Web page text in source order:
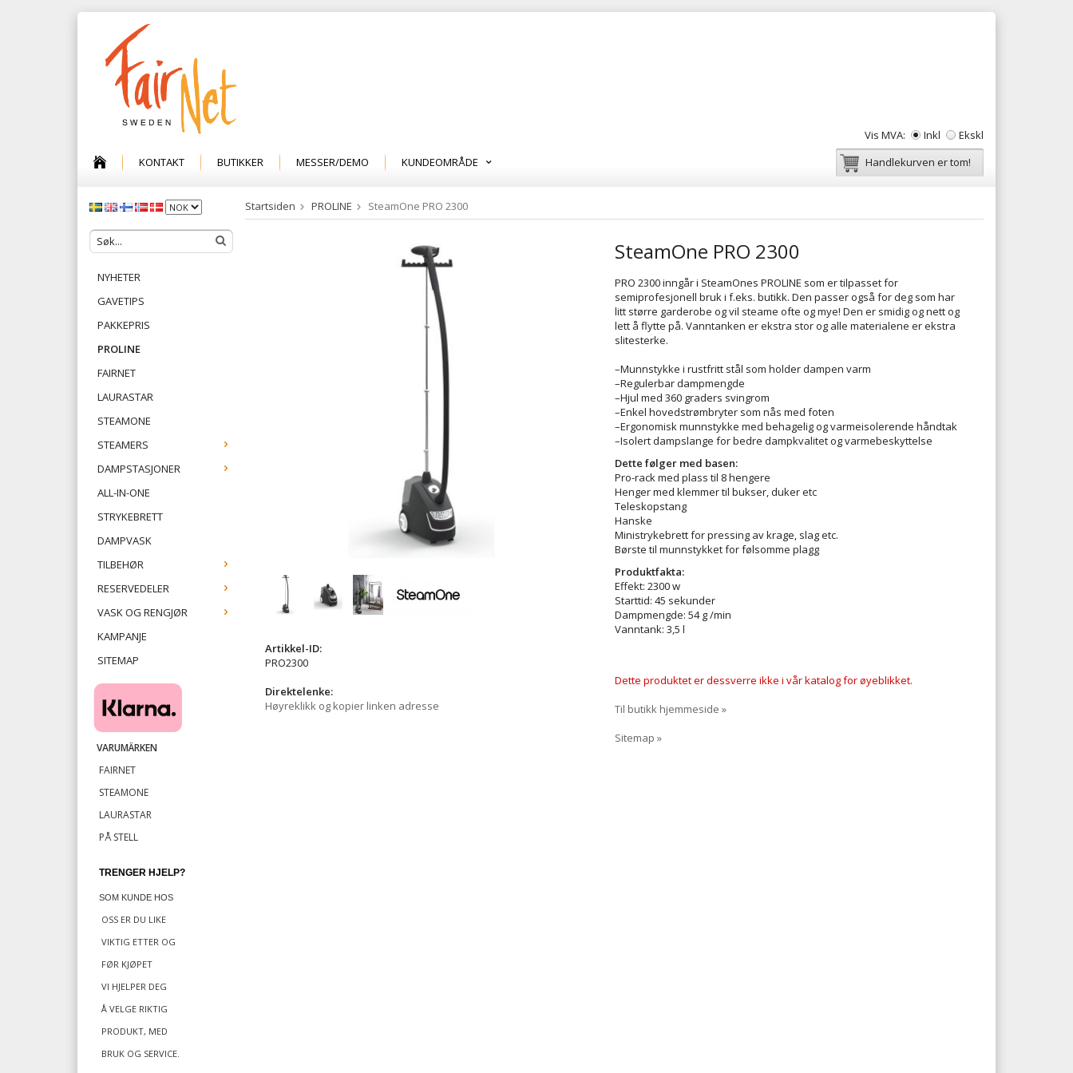
Vis MVA: Inkl
Ekskl
KONTAKT
BUTIKKER MESSER/DEMO KUNDEOMRÅDE Handlekurven er tom!
NYHETER
GAVETIPS
PAKKEPRIS
PROLINE
FAIRNET
LAURASTAR
STEAMONE
STEAMERS
DAMPSTASJONER
ALL-IN-ONE
STRYKEBRETT
DAMPVASK
TILBEHØR
RESERVEDELER
VASK OG RENGJØR
KAMPANJE
SITEMAP
VARUMÄRKEN
FAIRNET
STEAMONE
LAURASTAR
PÅ STELL
TRENGER HJELP?
SOM KUNDE HOS
OSS ER DU LIKE
VIKTIG ETTER OG
FØR KJØPET
VI HJELPER DEG
Å VELGE RIKTIG
PRODUKT, MED
BRUK OG SERVICE.
Startsiden PROLINE SteamOne PRO 2300
SteamOne PRO 2300
PRO 2300 inngår i SteamOnes PROLINE som er tilpasset for
semiprofesjonell bruk i f.eks. butikk. Den passer også for deg som har
litt større garderobe og vil steame ofte og mye! Den er smidig og nett og
lett å flytte på. Vanntanken er ekstra stor og alle materialene er ekstra
slitesterke.
–Munnstykke i rustfritt stål som holder dampen varm
–Regulerbar dampmengde
–Hjul med 360 graders svingrom
–Enkel hovedstrømbryter som nås med foten
–Ergonomisk munnstykke med behagelig og varmeisolerende håndtak
–Isolert dampslange for bedre dampkvalitet og varmebeskyttelse
Dette følger med basen:
Pro-rack med plass til 8 hengere
Henger med klemmer til bukser, duker etc
Teleskopstang
Hanske
Ministrykebrett for pressing av krage, slag etc.
Børste til munnstykket for følsomme plagg
Produktfakta:
Effekt: 2300 w
Starttid: 45 sekunder
Dampmengde: 54 g /min
Vanntank: 3,5 l
Dette produktet er dessverre ikke i vår katalog for øyeblikket.
Til butikk hjemmeside »
Sitemap »
Artikkel-ID:
PRO2300
Direktelenke:
Høyreklikk og kopier linken adresse